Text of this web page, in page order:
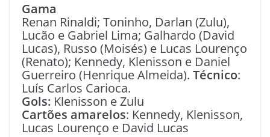
Gama
Renan Rinaldi; Toninho, Darlan (Zulu),
Lucão e Gabriel Lima; Galhardo (David
Lucas), Russo (Moisés) e Lucas Lourenço
(Renato); Kennedy, Klenisson e Daniel
Guerreiro (Henrique Almeida). Técnico:
Luís Carlos Carioca.
Gols: Klenisson e Zulu
Cartões amarelos: Kennedy, Klenisson,
Lucas Lourenço e David Lucas